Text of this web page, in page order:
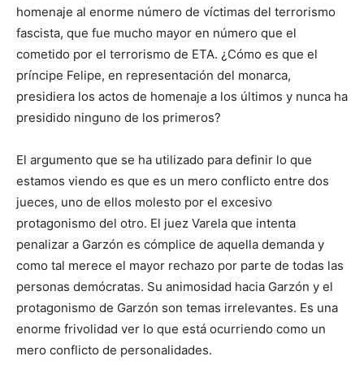
homenaje al enorme número de víctimas del terrorismo
fascista, que fue mucho mayor en número que el
cometido por el terrorismo de ETA. ¿Cómo es que el
príncipe Felipe, en representación del monarca,
presidiera los actos de homenaje a los últimos y nunca ha
presidido ninguno de los primeros?
El argumento que se ha utilizado para definir lo que
estamos viendo es que es un mero conflicto entre dos
jueces, uno de ellos molesto por el excesivo
protagonismo del otro. El juez Varela que intenta
penalizar a Garzón es cómplice de aquella demanda y
como tal merece el mayor rechazo por parte de todas las
personas demócratas. Su animosidad hacia Garzón y el
protagonismo de Garzón son temas irrelevantes. Es una
enorme frivolidad ver lo que está ocurriendo como un
mero conflicto de personalidades.